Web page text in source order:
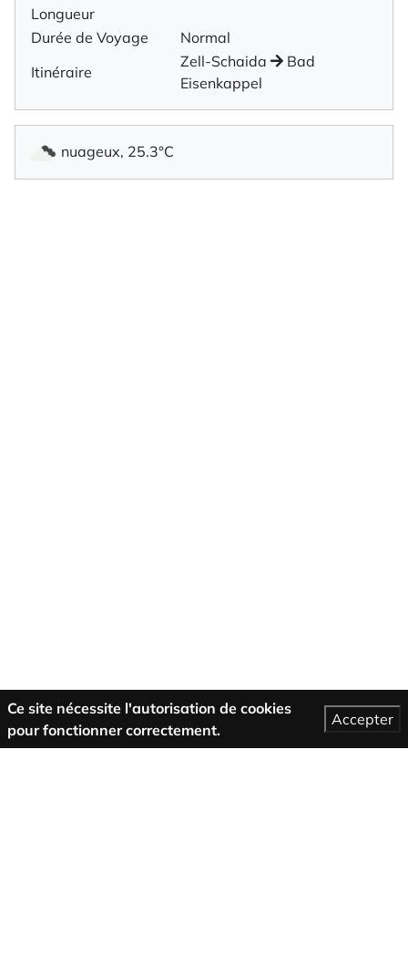
Longueur
Durée de Voyage
Normal
Itinéraire
Zell-Schaida
Bad
Eisenkappel
nuageux, 25.3°C
Ce site nécessite l'autorisation de cookies
pour fonctionner correctement.
Accepter